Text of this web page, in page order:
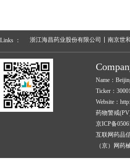
Links ： 浙江海昌药业股份有限公司 南京世
Name：
Ticker：
Website：
药物警戒
京ICP备
互联网药品
（京）网药